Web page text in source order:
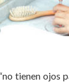
tienen ojos